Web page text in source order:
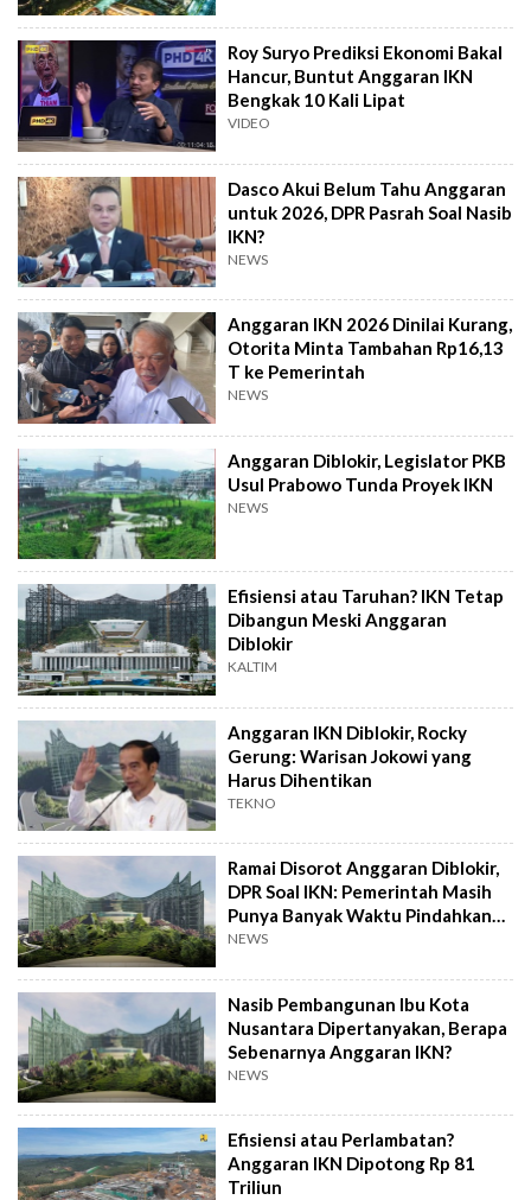
Roy Suryo Prediksi Ekonomi Bakal
Hancur, Buntut Anggaran IKN
Bengkak 10 Kali Lipat
VIDEO
Dasco Akui Belum Tahu Anggaran
untuk 2026, DPR Pasrah Soal Nasib
IKN?
NEWS
Anggaran IKN 2026 Dinilai Kurang,
Otorita Minta Tambahan Rp16,13
T ke Pemerintah
NEWS
Anggaran Diblokir, Legislator PKB
Usul Prabowo Tunda Proyek IKN
NEWS
Efisiensi atau Taruhan? IKN Tetap
Dibangun Meski Anggaran
Diblokir
KALTIM
Anggaran IKN Diblokir, Rocky
Gerung: Warisan Jokowi yang
Harus Dihentikan
TEKNO
Ramai Disorot Anggaran Diblokir,
DPR Soal IKN: Pemerintah Masih
Punya Banyak Waktu Pindahkan
Ibu Kota Sampai 2045
NEWS
Nasib Pembangunan Ibu Kota
Nusantara Dipertanyakan, Berapa
Sebenarnya Anggaran IKN?
NEWS
Efisiensi atau Perlambatan?
Anggaran IKN Dipotong Rp 81
Triliun